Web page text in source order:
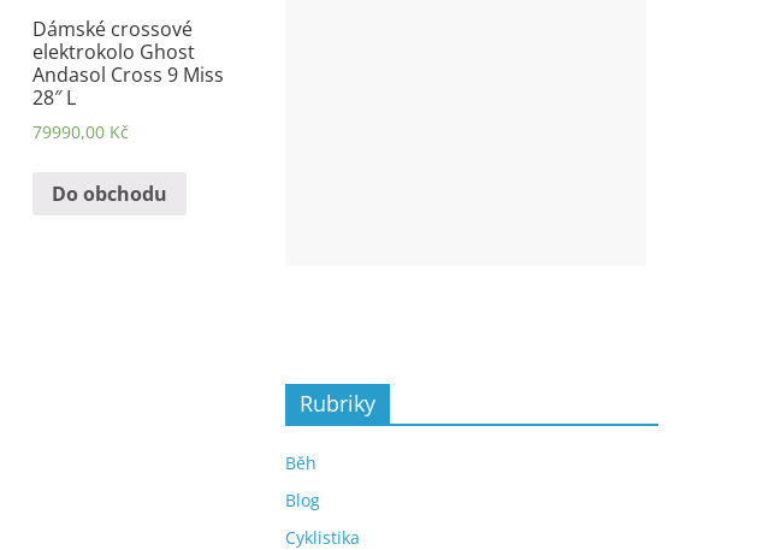
Dámské crossové
elektrokolo Ghost
Andasol Cross 9 Miss
28″ L
79990,00 Kč
Do obchodu
Rubriky
Běh
Blog
Cyklistika